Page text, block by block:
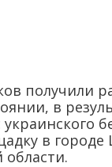
получили
в
в
области.